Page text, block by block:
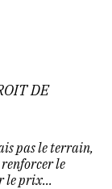
DE
pas le terrain,
renforcer le
le prix...